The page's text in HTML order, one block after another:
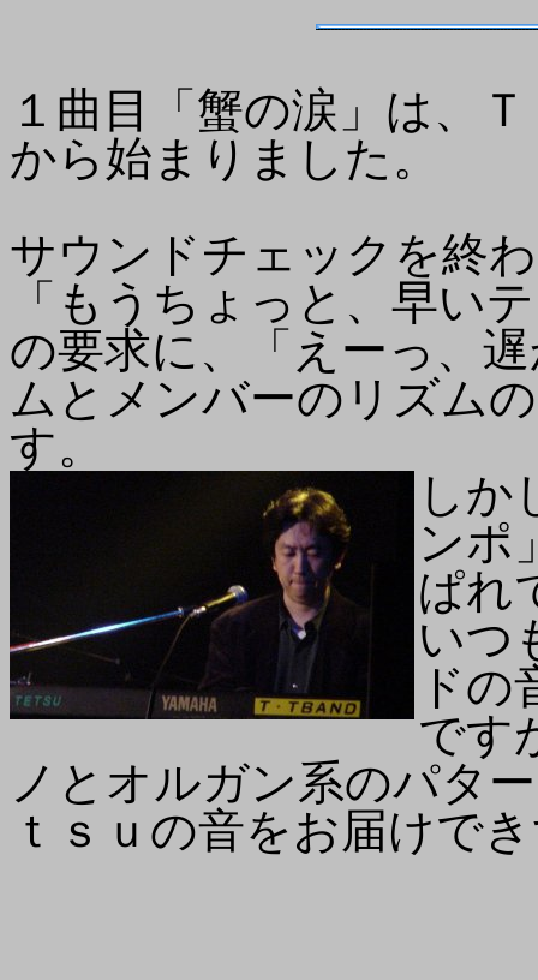
１曲目「蟹の涙」は、
から始まりました。
サウンドチェックを終
「もうちょっと、早い
の要求に、「えーっ、
ムとメンバーのリズム
す。
しか
ンポ
ぱれ
いつ
ド
です
ノとオルガン系のパタ
ｔｓｕの音をお届けで